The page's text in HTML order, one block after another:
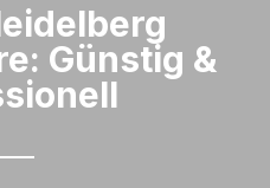
Günstig &